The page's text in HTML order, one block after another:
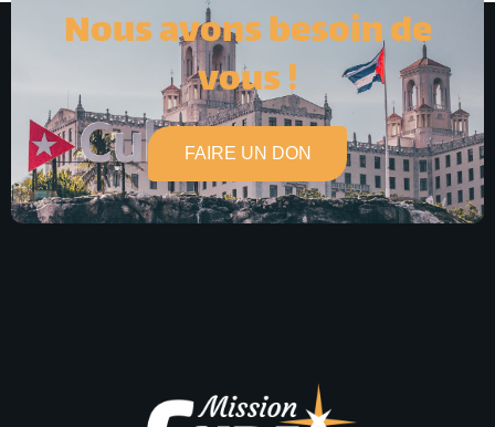
Nous avons besoin de
vous !
FAIRE UN DON